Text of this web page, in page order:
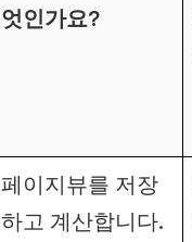
엇인가요?
페이지뷰를 저장
하고 계산합니다.